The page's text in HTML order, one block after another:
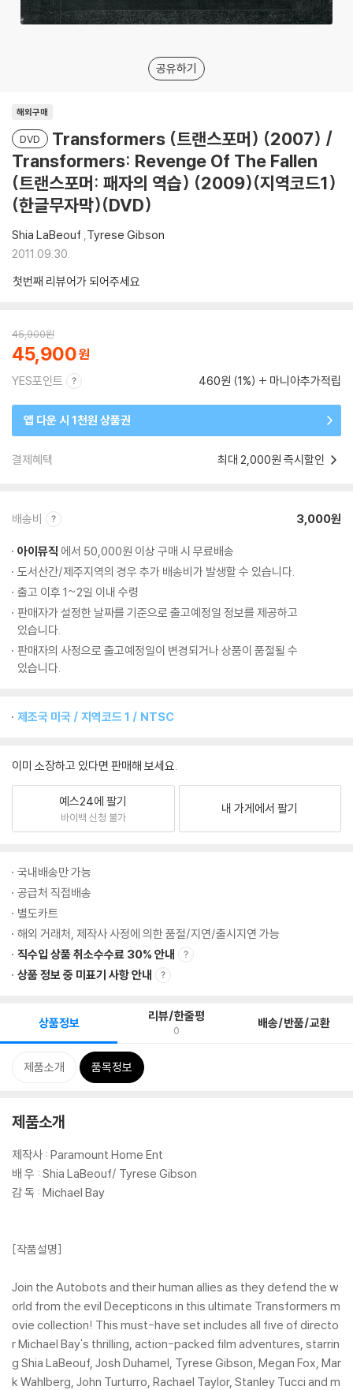
공유하기
해외구매
DVD
Transformers (트랜스포머) (2007) /
Transformers: Revenge Of The Fallen
(트랜스포머: 패자의 역습) (2009)(지역코드1)
(한글무자막)(DVD)
Shia LaBeouf ,Tyrese Gibson
2011.09.30.
첫번째 리뷰어가 되어주세요
45,900원
45,900
YES포인트 460원 (1%) 마니아추가적립
앱 다운 시 1천원 상품권
결제혜택 최대 2,000원 즉시할인
배송비 3,000원
아이뮤직 에서 50,000원 이상 구매 시 무료배송
도서산간/제주지역의 경우 추가 배송비가 발생할 수 있습니다.
출고 이후 1~2일 이내 수령
판매자가 설정한 날짜를 기준으로 출고예정일 정보를 제공하고
있습니다.
판매자의 사정으로 출고예정일이 변경되거나 상품이 품절될 수
있습니다.
제조국 미국 / 지역코드 1 / NTSC
이미 소장하고 있다면 판매해 보세요.
예스24에 팔기
바이백 신청 불가
내 가게에서 팔기
국내배송만 가능
공급처 직접배송
별도카트
해외 거래처, 제작사 사정에 의한 품절/지연/출시지연 가능
직수입 상품 취소수수료 30% 안내
상품 정보 중 미표기 사항 안내
상품정보 리뷰/한줄평
0 배송/반품/교환
제품소개 품목정보
제품소개
제작사 : Paramount Home Ent
배 우 : Shia LaBeouf/ Tyrese Gibson
감 독 : Michael Bay
[작품설명]
Join the Autobots and their human allies as they defend the w
orld from the evil Decepticons in this ultimate Transformers m
ovie collection! This must-have set includes all five of directo
r Michael Bay's thrilling, action-packed film adventures, starrin
g Shia LaBeouf, Josh Duhamel, Tyrese Gibson, Megan Fox, Mar
k Wahlberg, John Turturro, Rachael Taylor, Stanley Tucci and m